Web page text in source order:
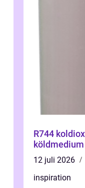
R744 koldioxid som framtidens
köldmedium
12 juli 2026
inspiration